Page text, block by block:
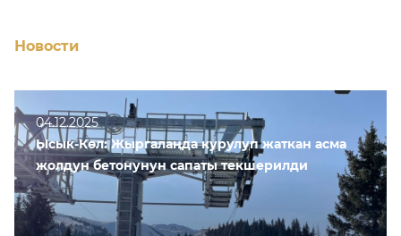
Новости
04.12.2025
Ысык-Көл: Жыргалаңда курулуп жаткан асма
жолдун бетонунун сапаты текшерилди